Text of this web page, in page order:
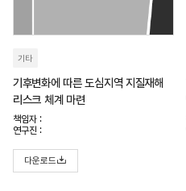
기타
기후변화에 따른 도심지역 지질재해
리스크 체계 마련
책임자 :
연구진 :
다운로드